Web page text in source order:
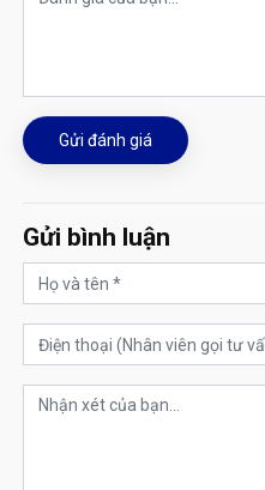
Gửi đánh giá
Gửi bình luận